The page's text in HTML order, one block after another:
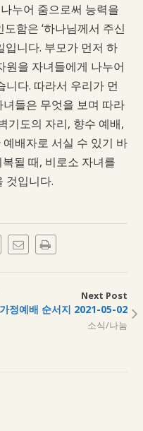
누어 줌으로써 능력을
함은 ‘하나님께서 주신
입니다. 부모가 먼저 하
원을 자녀들에게 나누어
니다. 따라서 우리가 먼
들은 무엇을 보며 따라
기도의 자리, 향수 예배,
배자로 서실 수 있기 바
될 때, 비로소 자녀를
것입니다.
Next Post
가정예배 순서지 2021-05-02
소식/나눔